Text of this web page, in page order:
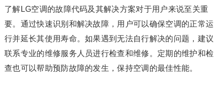
了解LG空调的故障代码及其解决方案对于用户来说至关重
要。通过快速识别和解决故障，用户可以确保空调的正常运
行并延长其使用寿命。如果遇到无法自行解决的问题，建议
联系专业的维修服务人员进行检查和维修。定期的维护和检
查也可以帮助预防故障的发生，保持空调的最佳性能。